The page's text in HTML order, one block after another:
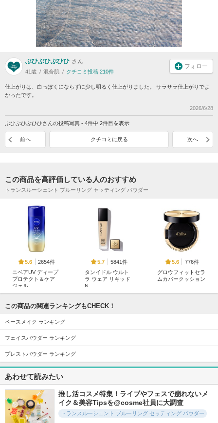
ぶひぶひぶひひ さん
41歳 混合肌 クチコミ投稿 210件
フォロー
仕上がりは、白っぽくにならずに少し明るく仕上がりました。 サラサラ仕上がりでよ
かったです。
2026/6/28
ぶひぶひぶひひさんの投稿写真 - 4件中 2件目を表示
前へ クチコミに戻る 次へ
この商品を高評価している人のおすすめ
トランスルーシェント ブルーリング セッティング パウダー
5.6
2654件
ニベアUV ディープ
プロテクト＆ケア
ジェル
5.7
5841件
タンイドル ウルト
ラ ウェア リキッド
N
5.6
776件
グロウフィットセラ
ムカバークッション
1903件
トランスルーセント
セットフィニッシン
グパウダー
メイクキープUVミ
ウォータフルトーン
この商品の関連ランキングもCHECK！
ベースメイク ランキング
フェイスパウダー ランキング
プレストパウダー ランキング
あわせて読みたい
推し活コスメ特集！ライブやフェスで崩れないメ
イク＆美容Tipsを@cosme社員に大調査
トランスルーシェント ブルーリング セッティング パウダー